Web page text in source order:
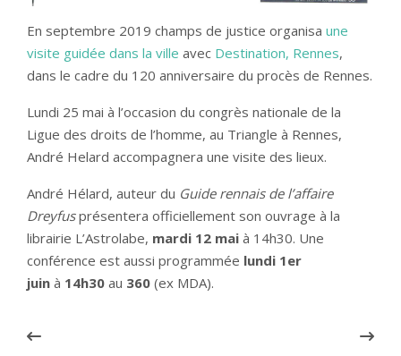
En septembre 2019 champs de justice organisa une
visite guidée dans la ville avec Destination, Rennes,
dans le cadre du 120 anniversaire du procès de Rennes.
Lundi 25 mai à l’occasion du congrès nationale de la
Ligue des droits de l’homme, au Triangle à Rennes,
André Helard accompagnera une visite des lieux.
André Hélard, auteur du Guide rennais de l’affaire
Dreyfusprésentera officiellement son ouvrage à la
librairie L’Astrolabe, mardi 12 mai à 14h30. Une
conférence est aussi programmée lundi 1er
juin à 14h30 au 360 (ex MDA).